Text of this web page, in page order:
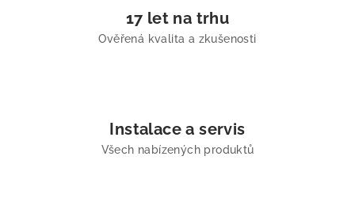
17 let na trhu
Ověřená kvalita a zkušenosti
Instalace a servis
Všech nabízených produktů